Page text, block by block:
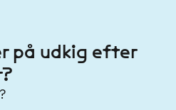
på udkig efter